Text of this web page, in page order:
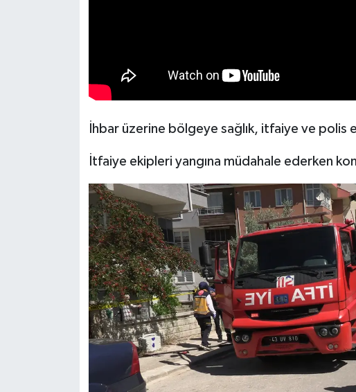
İhbar üzerine bölgeye sağlık, itfaiye ve polis
İtfaiye ekipleri yangına müdahale ederken
Teknoloji